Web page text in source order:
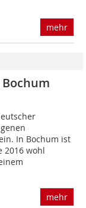
mehr
In Bochum ist
2016 wohl
mehr